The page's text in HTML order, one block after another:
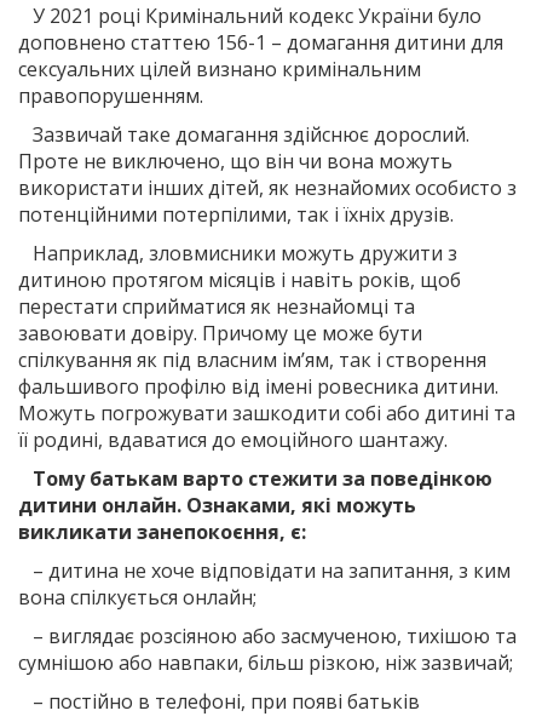
У 2021 році Кримінальний кодекс України було
доповнено статтею 156-1 – домагання дитини для
сексуальних цілей визнано кримінальним
правопорушенням.
Зазвичай таке домагання здійснює дорослий.
Проте не виключено, що він чи вона можуть
використати інших дітей, як незнайомих особисто з
потенційними потерпілими, так і їхніх друзів.
Наприклад, зловмисники можуть дружити з
дитиною протягом місяців і навіть років, щоб
перестати сприйматися як незнайомці та
завоювати довіру. Причому це може бути
спілкування як під власним ім’ям, так і створення
фальшивого профілю від імені ровесника дитини.
Можуть погрожувати зашкодити собі або дитині та
її родині, вдаватися до емоційного шантажу.
Тому батькам варто стежити за поведінкою
дитини онлайн. Ознаками, які можуть
викликати занепокоєння, є:
– дитина не хоче відповідати на запитання, з ким
вона спілкується онлайн;
– виглядає розсіяною або засмученою, тихішою та
сумнішою або навпаки, більш різкою, ніж зазвичай;
– постійно в телефоні, при появі батьків